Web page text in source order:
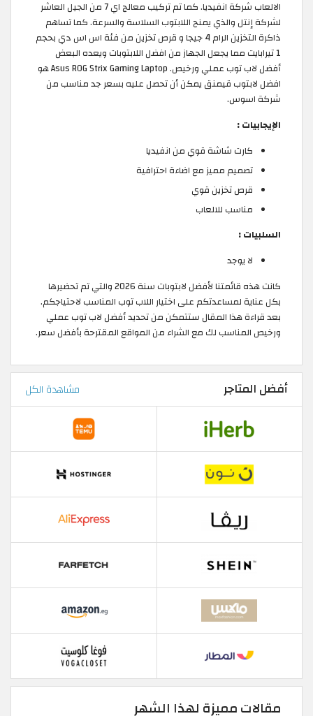
الالعاب شركة انفيديا. كما تم تركيب معالج اي 7 من الجيل العاشر
لشركة إنتل والذي يمنح اللابتوب السلاسة والسرعة. كما تساهم
ذاكرة التخزين الرام 4 جيجا و قرص تخزين من فئة اس اس دي بحجم
1 تيرابايت مما يجعل الجهاز من افضل اللابتوبات ويعده البعض
أفضل لاب توب عملي ورخيص. Asus ROG Strix Gaming Laptop هو
افضل لابتوب قيمنق يمكن أن تحصل عليه بسعر جد مناسب من
شركة اسوس.
الإيجابيات :
كارت شاشة قوي من انفيديا
تصميم مميز مع اضاءة احترافية
قرص تخزين قوي
مناسب للالعاب
السلبيات :
لا يوجد
كانت هذه قائمتنا لأفضل لابتوبات سنة 2026 والتي تم تحضيرها
بكل عناية لمساعدتكم على اختيار اللاب توب المناسب لاحتياجكم.
بعد قراءة هذا المقال ستتمكن من تحديد أفضل لاب توب عملي
ورخيص المناسب لك مع الشراء من المواقع المقترحة بأفضل سعر.
أفضل المتاجر مشاهدة الكل
مقالات مميزة لهذا الشهر